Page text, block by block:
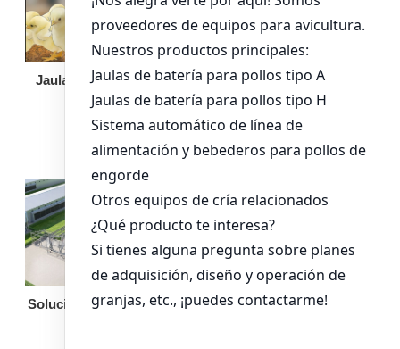
Jaula de pollo pollita
Bandeja de
alimentación para
pollos de engorde
Solución llave en mano Otro equipo